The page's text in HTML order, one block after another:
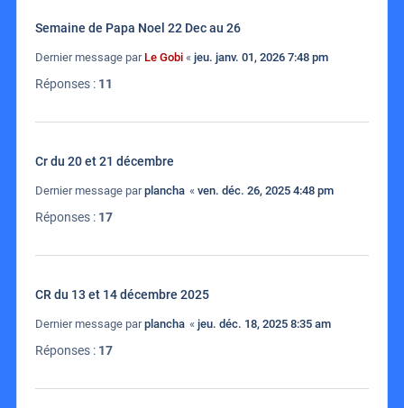
Semaine de Papa Noel 22 Dec au 26
Dernier message par Le Gobi « jeu. janv. 01, 2026 7:48 pm
Réponses : 11
Cr du 20 et 21 décembre
Dernier message parplancha « ven. déc. 26, 2025 4:48 pm
Réponses : 17
CR du 13 et 14 décembre 2025
Dernier message parplancha « jeu. déc. 18, 2025 8:35 am
Réponses : 17